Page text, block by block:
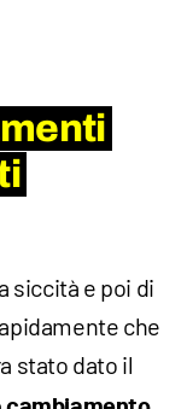
siccità e poi di
che
stato dato il